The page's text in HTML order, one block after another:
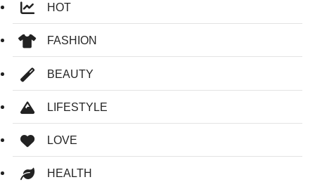
HOT
FASHION
BEAUTY
LIFESTYLE
LOVE
HEALTH